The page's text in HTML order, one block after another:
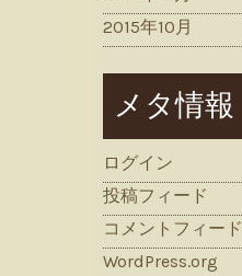
2015年10月
メタ情報
ログイン
投稿フィード
コメントフィード
WordPress.org